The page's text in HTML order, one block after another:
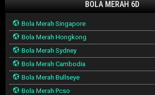
BOLA MERAH 6D
Bola Merah Singapore
Bola Merah Hongkong
Bola Merah Sydney
Bola Merah Cambodia
Bola Merah Bullseye
Bola Merah Pcso